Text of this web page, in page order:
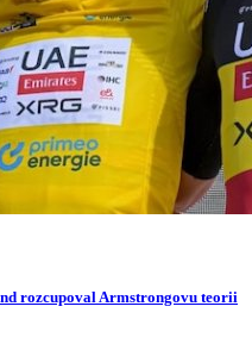
rozcupoval Armstrongovu teorii